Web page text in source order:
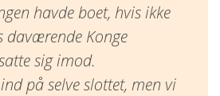
havde boet, hvis ikke
daværende Konge
sig imod.
på selve slottet, men vi